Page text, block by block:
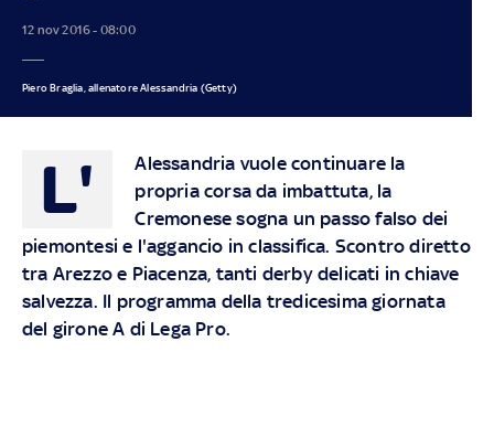
12 nov 2016 - 08:00
Piero Braglia, allenatore Alessandria (Getty)
L'
Alessandria vuole continuare la
propria corsa da imbattuta, la
Cremonese sogna un passo falso dei
piemontesi e l'aggancio in classifica. Scontro diretto
tra Arezzo e Piacenza, tanti derby delicati in chiave
salvezza. Il programma della tredicesima giornata
del girone A di Lega Pro.